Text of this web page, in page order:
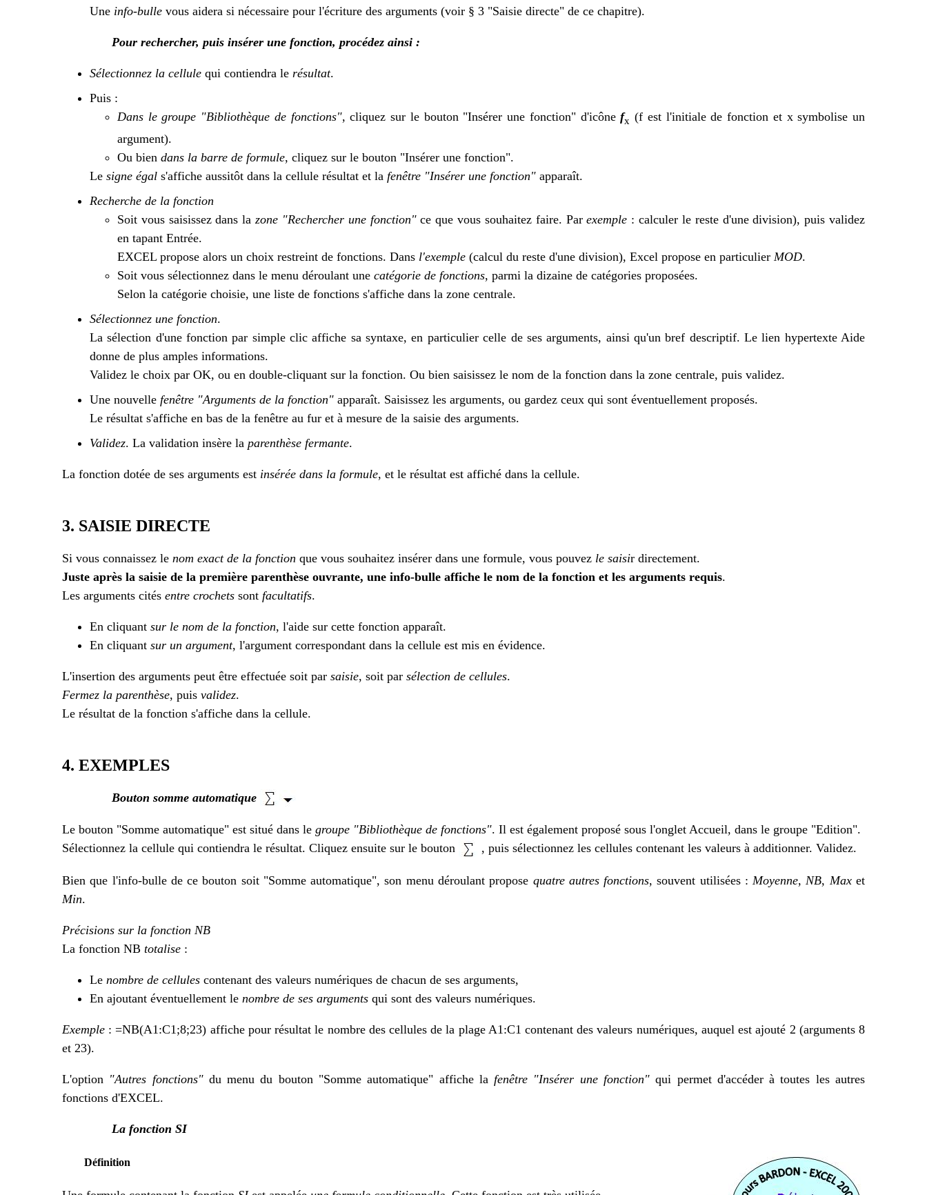
Une info-bulle vous aidera si nécessaire pour l'écriture des arguments (voir § 3 "Saisie directe" de ce chapitre).
Pour rechercher, puis insérer une fonction, procédez ainsi :
Sélectionnez la cellule qui contiendra le résultat.
Puis :
Dans le groupe "Bibliothèque de fonctions", cliquez sur le bouton "Insérer une fonction" d'icônefx (f est l'initiale de fonction et x symbolise un
argument).
Ou bien dans la barre de formule, cliquez sur le bouton "Insérer une fonction".
Le signe égal s'affiche aussitôt dans la cellule résultat et la fenêtre "Insérer une fonction" apparaît.
Recherche de la fonction
Soit vous saisissez dans lazone "Rechercher une fonction"ce que vous souhaitez faire. Parexemple : calculer le reste d'une division), puis validez
en tapant Entrée.
EXCEL propose alors un choix restreint de fonctions. Dans l'exemple (calcul du reste d'une division), Excel propose en particulier MOD.
Soit vous sélectionnez dans le menu déroulant une catégorie de fonctions, parmi la dizaine de catégories proposées.
Selon la catégorie choisie, une liste de fonctions s'affiche dans la zone centrale.
Sélectionnez une fonction.
La sélection d'une fonction par simple clic affiche sa syntaxe, en particulier celle de ses arguments, ainsi qu'un bref descriptif. Le lien hypertexte Aide
donne de plus amples informations.
Validez le choix par OK, ou en double-cliquant sur la fonction. Ou bien saisissez le nom de la fonction dans la zone centrale, puis validez.
Une nouvelle fenêtre "Arguments de la fonction" apparaît. Saisissez les arguments, ou gardez ceux qui sont éventuellement proposés.
Le résultat s'affiche en bas de la fenêtre au fur et à mesure de la saisie des arguments.
Validez. La validation insère la parenthèse fermante.
La fonction dotée de ses arguments est insérée dans la formule, et le résultat est affiché dans la cellule.
3. SAISIE DIRECTE
Si vous connaissez le nom exact de la fonction que vous souhaitez insérer dans une formule, vous pouvez le saisir directement.
Juste après la saisie de la première parenthèse ouvrante, une info-bulle affiche le nom de la fonction et les arguments requis.
Les arguments cités entre crochets sont facultatifs.
En cliquant sur le nom de la fonction, l'aide sur cette fonction apparaît.
En cliquant sur un argument, l'argument correspondant dans la cellule est mis en évidence.
L'insertion des arguments peut être effectuée soit par saisie, soit par sélection de cellules.
Fermez la parenthèse, puis validez.
Le résultat de la fonction s'affiche dans la cellule.
4. EXEMPLES
Bouton somme automatique
Le bouton "Somme automatique" est situé dans le groupe "Bibliothèque de fonctions". Il est également proposé sous l'onglet Accueil, dans le groupe "Edition".
Sélectionnez la cellule qui contiendra le résultat. Cliquez ensuite sur le bouton
, puis sélectionnez les cellules contenant les valeurs à additionner. Validez.
Bien que l'info-bulle de ce bouton soit "Somme automatique", son menu déroulant propose quatre autres fonctions, souvent utilisées : Moyenne, NB, Maxet
Min.
Précisions sur la fonction NB
La fonction NB totalise :
Le nombre de cellules contenant des valeurs numériques de chacun de ses arguments,
En ajoutant éventuellement le nombre de ses arguments qui sont des valeurs numériques.
Exemple : =NB(A1:C1;8;23) affiche pour résultat le nombre des cellules de la plage A1:C1 contenant des valeurs numériques, auquel est ajouté 2 (arguments 8
et 23).
L'option "Autres fonctions"du menu du bouton "Somme automatique" affiche la fenêtre "Insérer une fonction" qui permet d'accéder à toutes les autres
fonctions d'EXCEL.
La fonction SI
Définition